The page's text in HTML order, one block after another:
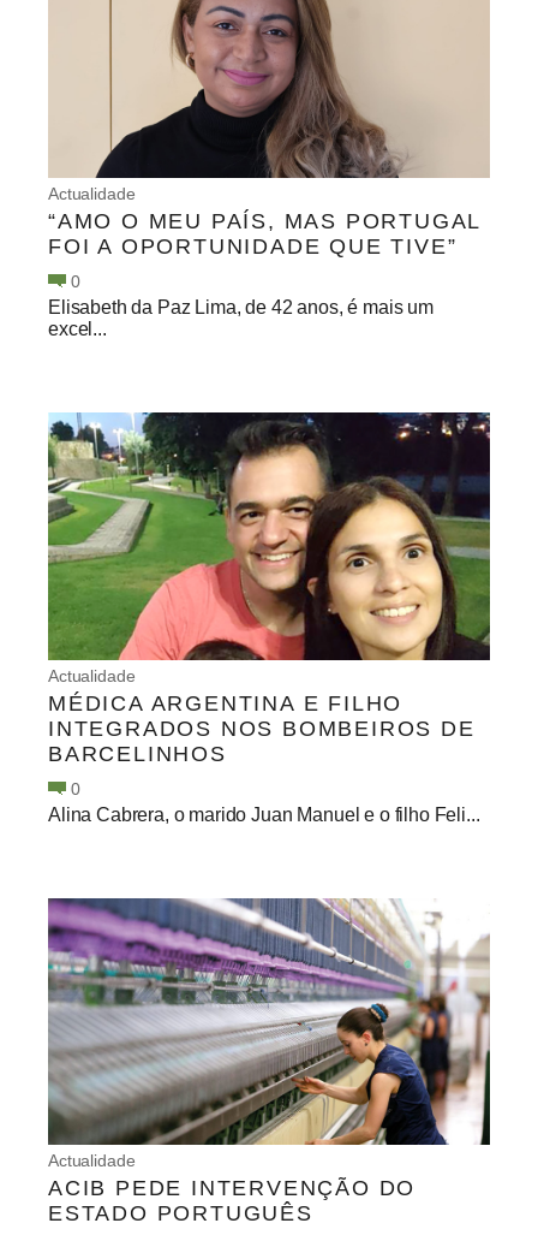
Actualidade
“AMO O MEU PAÍS, MAS PORTUGAL
FOI A OPORTUNIDADE QUE TIVE”
0
Elisabeth da Paz Lima, de 42 anos, é mais um
excel...
Actualidade
MÉDICA ARGENTINA E FILHO
INTEGRADOS NOS BOMBEIROS DE
BARCELINHOS
0
Alina Cabrera, o marido Juan Manuel e o filho Feli...
Actualidade
ACIB PEDE INTERVENÇÃO DO
ESTADO PORTUGUÊS